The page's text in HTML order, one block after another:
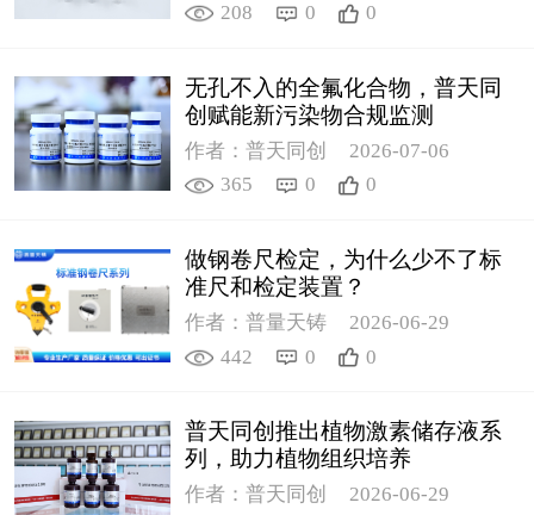
208
0 0
无孔不入的全氟化合物，普天同
创赋能新污染物合规监测
作者：普天同创
2026-07-06
365
0 0
做钢卷尺检定，为什么少不了标
准尺和检定装置？
作者：普量天铸
2026-06-29
442
0 0
普天同创推出植物激素储存液系
列，助力植物组织培养
作者：普天同创
2026-06-29